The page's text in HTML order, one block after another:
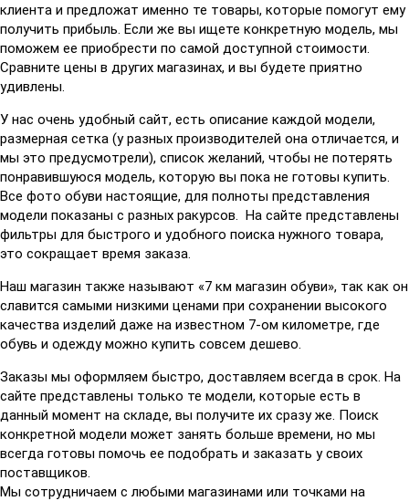
клиента и предложат именно те товары, которые помогут ему
получить прибыль. Если же вы ищете конкретную модель, мы
поможем ее приобрести по самой доступной стоимости.
Сравните цены в других магазинах, и вы будете приятно
удивлены.
У нас очень удобный сайт, есть описание каждой модели,
размерная сетка (у разных производителей она отличается, и
мы это предусмотрели), список желаний, чтобы не потерять
понравившуюся модель, которую вы пока не готовы купить.
Все фото обуви настоящие, для полноты представления
модели показаны с разных ракурсов. На сайте представлены
фильтры для быстрого и удобного поиска нужного товара,
это сокращает время заказа.
Наш магазин также называют «7 км магазин обуви», так как он
славится самыми низкими ценами при сохранении высокого
качества изделий даже на известном 7-ом километре, где
обувь и одежду можно купить совсем дешево.
Заказы мы оформляем быстро, доставляем всегда в срок. На
сайте представлены только те модели, которые есть в
данный момент на складе, вы получите их сразу же. Поиск
конкретной модели может занять больше времени, но мы
всегда готовы помочь ее подобрать и заказать у своих
поставщиков.
Мы сотрудничаем с любыми магазинами или точками на